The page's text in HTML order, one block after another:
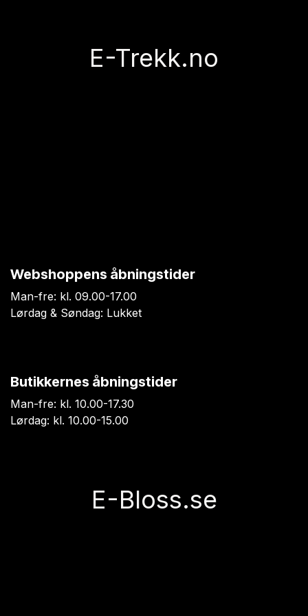
E-Trekk.no
Webshoppens åbningstider
Man-fre: kl. 09.00-17.00
Lørdag & Søndag: Lukket
Butikkernes åbningstider
Man-fre: kl. 10.00-17.30
Lørdag: kl. 10.00-15.00
E-Bloss.se